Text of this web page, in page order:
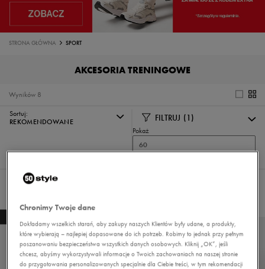
STRONA GŁÓWNA SPORT
AKCESORIA TRENINGOWE
8
Wyników
Sortuj:
REKOMENDOWANE
FILTRUJ (1)
Pokaż
60
Chronimy Twoje dane
Dokładamy wszelkich starań, aby zakupy naszych Klientów były udane, a produkty,
które wybierają – najlepiej dopasowane do ich potrzeb. Robimy to jednak przy pełnym
poszanowaniu bezpieczeństwa wszystkich danych osobowych. Kliknij „OK”, jeśli
chcesz, abyśmy wykorzystywali informacje o Twoich zachowaniach na naszej stronie
do przygotowania personalizowanych specjalnie dla Ciebie treści, w tym rekomendacji